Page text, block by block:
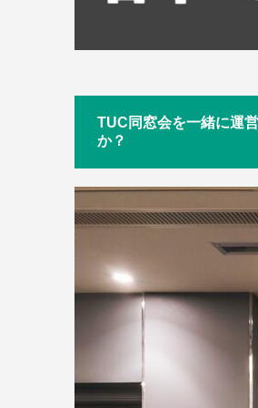
TUC同窓会を一緒に運
か？